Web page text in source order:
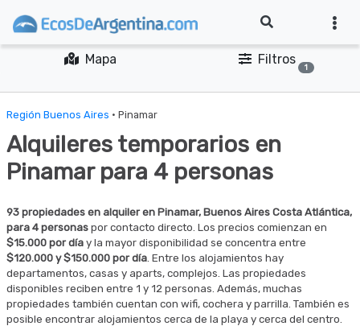
Mapa Filtros
1
Región Buenos Aires · Pinamar
Alquileres temporarios en
Pinamar para 4 personas
93 propiedades en alquiler en Pinamar, Buenos Aires Costa Atlántica,
para 4 personas por contacto directo. Los precios comienzan en
$15.000 por día y la mayor disponibilidad se concentra entre
$120.000 y $150.000 por día. Entre los alojamientos hay
departamentos, casas y aparts, complejos. Las propiedades
disponibles reciben entre 1 y 12 personas. Además, muchas
propiedades también cuentan con wifi, cochera y parrilla. También es
posible encontrar alojamientos cerca de la playa y cerca del centro.